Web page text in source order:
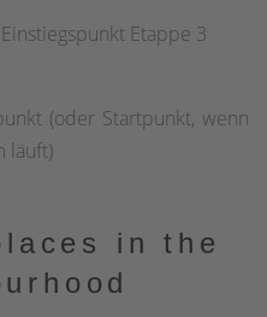
Etappe 3
(oder Startpunkt, wenn
läuft)
in the